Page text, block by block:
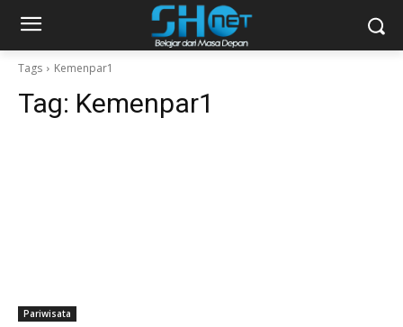
Tags Kemenpar1
Tag: Kemenpar1
Pariwisata